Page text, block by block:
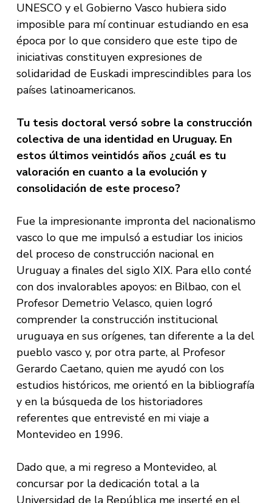
UNESCO y el Gobierno Vasco hubiera sido
imposible para mí continuar estudiando en esa
época por lo que considero que este tipo de
iniciativas constituyen expresiones de
solidaridad de Euskadi imprescindibles para los
países latinoamericanos.
Tu tesis doctoral versó sobre la construcción
colectiva de una identidad en Uruguay. En
estos últimos veintidós años ¿cuál es tu
valoración en cuanto a la evolución y
consolidación de este proceso?
Fue la impresionante impronta del nacionalismo
vasco lo que me impulsó a estudiar los inicios
del proceso de construcción nacional en
Uruguay a finales del siglo XIX. Para ello conté
con dos invalorables apoyos: en Bilbao, con el
Profesor Demetrio Velasco, quien logró
comprender la construcción institucional
uruguaya en sus orígenes, tan diferente a la del
pueblo vasco y, por otra parte, al Profesor
Gerardo Caetano, quien me ayudó con los
estudios históricos, me orientó en la bibliografía
y en la búsqueda de los historiadores
referentes que entrevisté en mi viaje a
Montevideo en 1996.
Dado que, a mi regreso a Montevideo, al
concursar por la dedicación total a la
Universidad de la República me inserté en el